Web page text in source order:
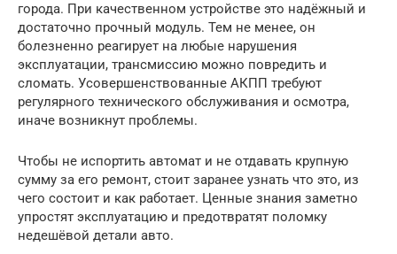
города. При качественном устройстве это надёжный и
достаточно прочный модуль. Тем не менее, он
болезненно реагирует на любые нарушения
эксплуатации, трансмиссию можно повредить и
сломать. Усовершенствованные АКПП требуют
регулярного технического обслуживания и осмотра,
иначе возникнут проблемы.
Чтобы не испортить автомат и не отдавать крупную
сумму за его ремонт, стоит заранее узнать что это, из
чего состоит и как работает. Ценные знания заметно
упростят эксплуатацию и предотвратят поломку
недешёвой детали авто.